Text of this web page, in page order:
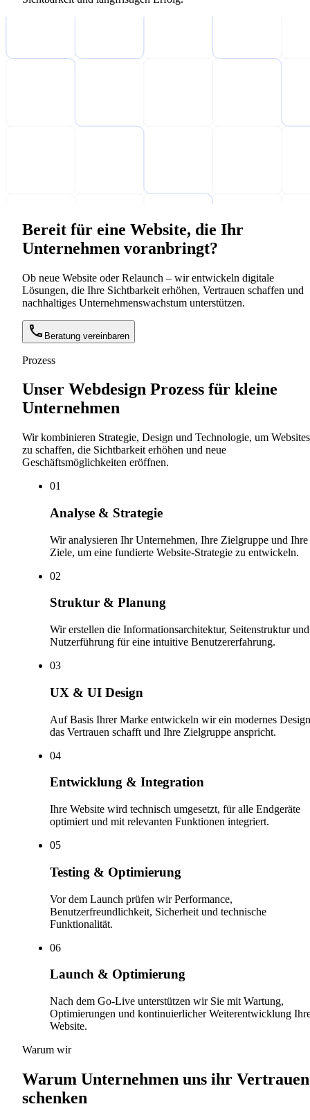
Bereit für eine Website, die Ihr
Unternehmen voranbringt?
Ob neue Website oder Relaunch – wir entwickeln digitale
Lösungen, die Ihre Sichtbarkeit erhöhen, Vertrauen schaffen und
nachhaltiges Unternehmenswachstum unterstützen.
Beratung vereinbaren
Prozess
Unser Webdesign Prozess für kleine
Unternehmen
Wir kombinieren Strategie, Design und Technologie, um Websites
zu schaffen, die Sichtbarkeit erhöhen und neue
Geschäftsmöglichkeiten eröffnen.
01
Analyse & Strategie
Wir analysieren Ihr Unternehmen, Ihre Zielgruppe und Ihre
Ziele, um eine fundierte Website-Strategie zu entwickeln.
02
Struktur & Planung
Wir erstellen die Informationsarchitektur, Seitenstruktur und
Nutzerführung für eine intuitive Benutzererfahrung.
03
UX & UI Design
Auf Basis Ihrer Marke entwickeln wir ein modernes
das Vertrauen schafft und Ihre Zielgruppe anspricht.
04
Entwicklung & Integration
Ihre Website wird technisch umgesetzt, für alle Endgeräte
optimiert und mit relevanten Funktionen integriert.
05
Testing & Optimierung
Vor dem Launch prüfen wir Performance,
Benutzerfreundlichkeit, Sicherheit und technische
Funktionalität.
06
Launch & Optimierung
Nach dem Go-Live unterstützen wir Sie mit Wartung,
Optimierungen und kontinuierlicher Weiterentwicklung
Website.
Warum wir
Warum Unternehmen uns ihr Vertrauen
schenken